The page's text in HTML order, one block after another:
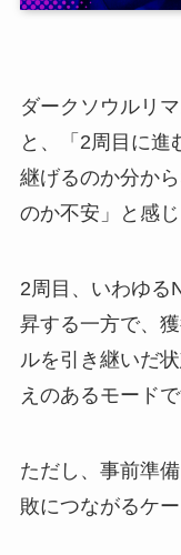
ダークソウルリ
と、「2周目に進
継げるのか分か
のか不安」と感
2周目、いわゆる
昇する一方で、
ルを引き継いだ
えのあるモードで
ただし、事前準
敗につながるケ